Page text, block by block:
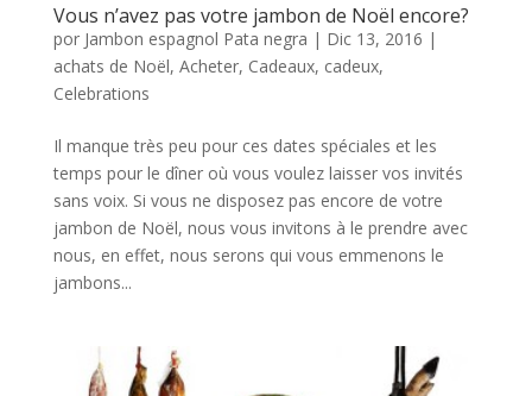
Vous n’avez pas votre jambon de Noël encore?
por Jambon espagnol Pata negra | Dic 13, 2016 |
achats de Noël, Acheter, Cadeaux, cadeux,
Celebrations
Il manque très peu pour ces dates spéciales et les
temps pour le dîner où vous voulez laisser vos invités
sans voix. Si vous ne disposez pas encore de votre
jambon de Noël, nous vous invitons à le prendre avec
nous, en effet, nous serons qui vous emmenons le
jambons...